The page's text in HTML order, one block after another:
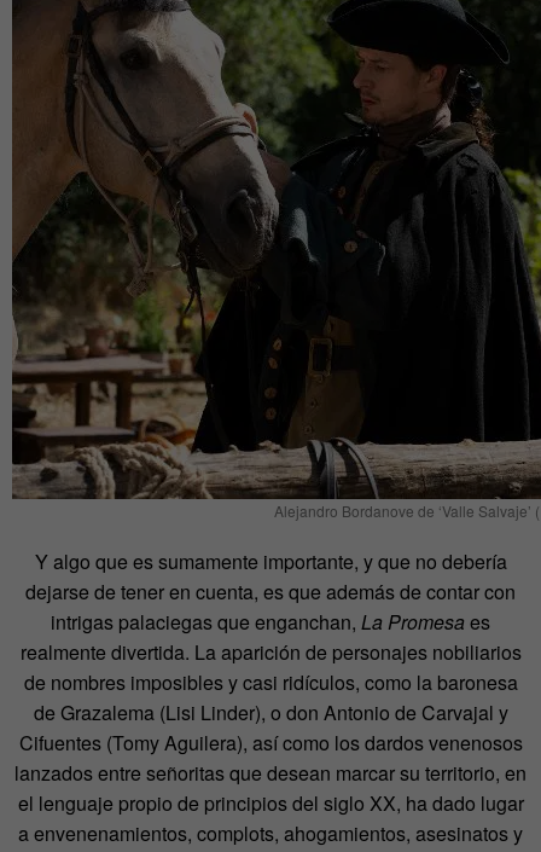
Alejandro Bordanove de ‘Valle Salvaje’
Y algo que es sumamente importante, y que no debería
dejarse de tener en cuenta, es que además de contar con
intrigas palaciegas que enganchan, La Promesa es
realmente divertida. La aparición de personajes nobiliarios
de nombres imposibles y casi ridículos, como la baronesa
de Grazalema (Lisi Linder), o don Antonio de Carvajal y
Cifuentes (Tomy Aguilera), así como los dardos venenosos
lanzados entre señoritas que desean marcar su territorio, en
el lenguaje propio de principios del siglo XX, ha dado lugar
a envenenamientos, complots, ahogamientos, asesinatos y